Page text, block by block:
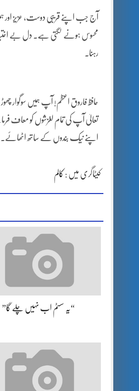
آج جب اپنے قریبی دوست، عزیز
محسوس ہونے لگتی ہے۔ دل بے
رہنا۔
حافظ فاروق اعظم! آپ ہمیں سوگوار
تعالیٰ آپ کی تمام لغزشوں کو معاف
اپنے نیک بندوں کے ساتھ اٹھائے۔
کیٹاگری میں : کالم
“یہ سسٹم اب نہیں چلے گا”